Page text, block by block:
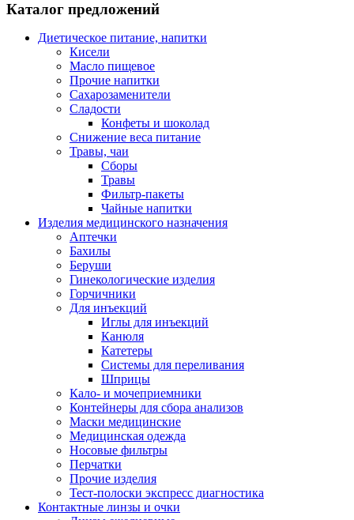
Каталог предложений
Диетическое питание, напитки
Кисели
Масло пищевое
Прочие напитки
Сахарозаменители
Сладости
Конфеты и шоколад
Снижение веса питание
Травы, чаи
Сборы
Травы
Фильтр-пакеты
Чайные напитки
Изделия медицинского назначения
Аптечки
Бахилы
Беруши
Гинекологические изделия
Горчичники
Для инъекций
Иглы для инъекций
Канюля
Катетеры
Системы для переливания
Шприцы
Кало- и мочеприемники
Контейнеры для сбора анализов
Маски медицинские
Медицинская одежда
Носовые фильтры
Перчатки
Прочие изделия
Тест-полоски экспресс диагностика
Контактные линзы и очки